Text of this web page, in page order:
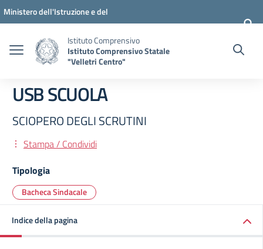
Vai ai contenuti
Vai al menu di navigazione
Vai al footer
Ministero dell'Istruzione e del
Istituto Comprensivo
Istituto Comprensivo Statale
"Velletri Centro"
USB SCUOLA
SCIOPERO DEGLI SCRUTINI
Stampa / Condividi
Tipologia
Bacheca Sindacale
Indice della pagina